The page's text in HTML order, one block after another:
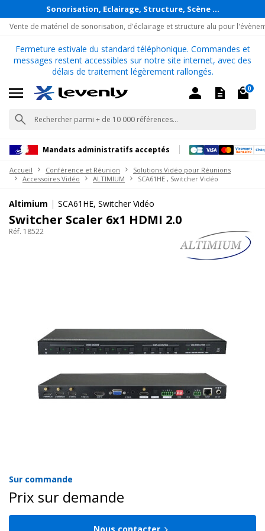
Sonorisation, Eclairage, Structure, Scène ...
Vente de matériel de sonorisation, d'éclairage et structure alu pour
Fermeture estivale du standard téléphonique. Commandes et
messages restent accessibles sur notre site internet, avec des
délais de traitement légèrement rallongés.
0
Mandats administratifs acceptés
Accueil Conférence et Réunion
Solutions Vidéo pour Réunions
Accessoires Vidéo
ALTIMIUM SCA61HE , Switcher Vidéo
Altimium | SCA61HE, Switcher Vidéo
Switcher Scaler 6x1 HDMI 2.0
Réf. 18522
Sur commande
Prix sur demande
Nous contacter